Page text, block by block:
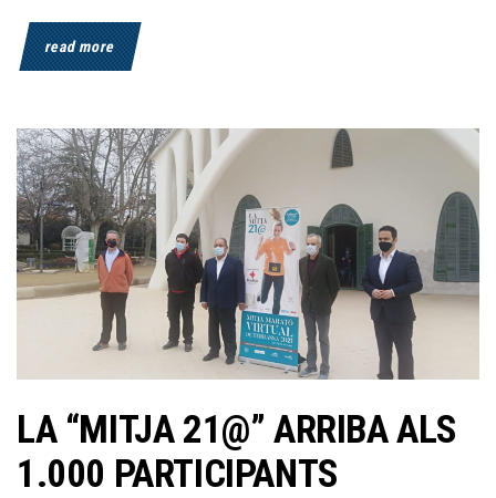
read more
LA “MITJA 21@” ARRIBA ALS
1.000 PARTICIPANTS